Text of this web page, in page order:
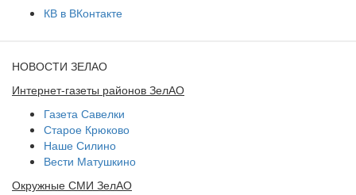
КВ в ВКонтакте
НОВОСТИ ЗЕЛАО
Интернет-газеты районов ЗелАО
Газета Савелки
Старое Крюково
Наше Силино
Вести Матушкино
Окружные СМИ ЗелАО